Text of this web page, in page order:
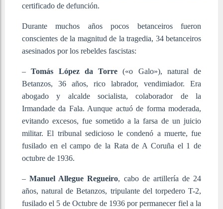
certificado de defunción.
Durante muchos años pocos betanceiros fueron
conscientes de la magnitud de la tragedia, 34 betanceiros
asesinados por los rebeldes fascistas:
–Tomás López da Torre («o Galo»), natural de
Betanzos, 36 años, rico labrador, vendimiador. Era
abogado y alcalde socialista, colaborador de la
Irmandade da Fala. Aunque actuó de forma moderada,
evitando excesos, fue sometido a la farsa de un juicio
militar. El tribunal sedicioso le condenó a muerte, fue
fusilado en el campo de la Rata de A Coruña el 1 de
octubre de 1936.
–Manuel Allegue Regueiro, cabo de artillería de 24
años, natural de Betanzos, tripulante del torpedero T-2,
fusilado el 5 de Octubre de 1936 por permanecer fiel a la